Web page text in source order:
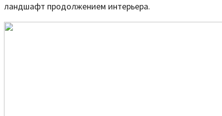
ландшафт продолжением интерьера.